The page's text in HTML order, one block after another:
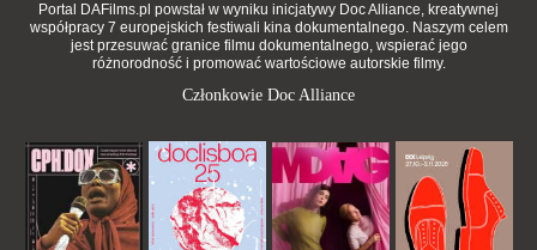
Portal DAFilms.pl powstał w wyniku inicjatywy Doc Alliance, kreatywnej
współpracy 7 europejskich festiwali kina dokumentalnego. Naszym celem
jest przesuwać granice filmu dokumentalnego, wspierać jego
różnorodność i promować wartościowe autorskie filmy.
Członkowie Doc Alliance